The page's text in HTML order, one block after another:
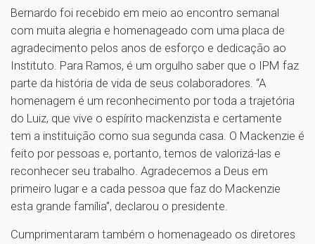
Bernardo foi recebido em meio ao encontro semanal
com muita alegria e homenageado com uma placa de
agradecimento pelos anos de esforço e dedicação ao
Instituto. Para Ramos, é um orgulho saber que o IPM faz
parte da história de vida de seus colaboradores. “A
homenagem é um reconhecimento por toda a trajetória
do Luiz, que vive o espírito mackenzista e certamente
tem a instituição como sua segunda casa. O Mackenzie é
feito por pessoas e, portanto, temos de valorizá-las e
reconhecer seu trabalho. Agradecemos a Deus em
primeiro lugar e a cada pessoa que faz do Mackenzie
esta grande família", declarou o presidente.
Cumprimentaram também o homenageado os diretores